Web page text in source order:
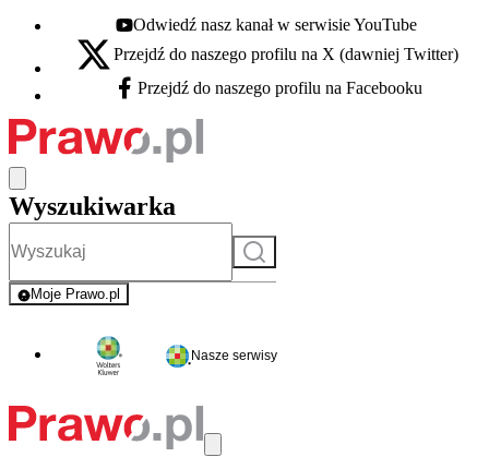
Youtube - otwiera się w nowej karcie
Odwiedź nasz kanał w serwisie YouTube
X - otwiera się w nowej karcie
Przejdź do naszego profilu na X (dawniej Twitter)
Facebook - otwiera się w nowej karcie
Przejdź do naszego profilu na Facebooku
Wyszukiwarka
Szukaj
Moje Prawo.pl
- rejestracja i logowanie do serwisu
Nasze serwisy